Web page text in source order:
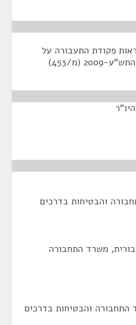
פקודת התעבורה על
(מ/453)
והבטיחות בדרכים
משרד התחבורה
והבטיחות בדרכים